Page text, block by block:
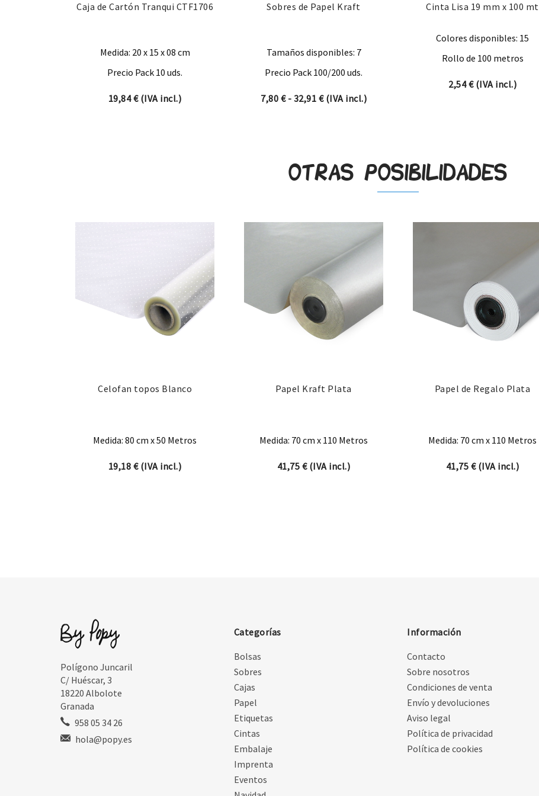
Caja de Cartón Tranqui CTF1706
Medida: 20 x 15 x 08 cm
Precio Pack 10 uds.
19,84€(IVA incl.)
Sobres de Papel Kraft
Tamaños disponibles: 7
Precio Pack 100/200 uds.
7,80 € - 32,91 €Rango de precios: desde 7,80 € hasta 32,91 €
(IVA incl.)
Cinta Lisa 19 mm x 100 mt
Colores disponibles: 15
Rollo de 100 metros
2,54€(IVA incl.)
Otras posibilidades
Celofan topos Blanco
Medida: 80 cm x 50 Metros
19,18 €(IVA incl.)
Papel Kraft Plata
Medida: 70 cm x 110 Metros
41,75 €(IVA incl.)
Papel de Regalo Plata
Medida: 70 cm x 110 Metros
41,75 €(IVA incl.)
Polígono Juncaril
C/ Huéscar, 3
18220 Albolote
Granada
958 05 34 26
hola@popy.es
Categorías
Bolsas
Sobres
Cajas
Papel
Etiquetas
Cintas
Embalaje
Imprenta
Eventos
Información
Contacto
Sobre nosotros
Condiciones de venta
Envío y devoluciones
Aviso legal
Política de privacidad
Política de cookies